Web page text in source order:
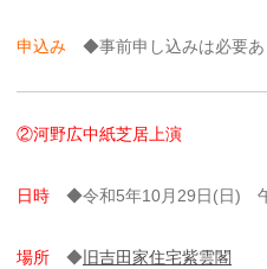
申込み ◆事前申し込みは必要あ
②河野広中紙芝居上演
日時 ◆令和5年10月29日(日) 午
場所 ◆ 旧吉田家住宅紫雲閣